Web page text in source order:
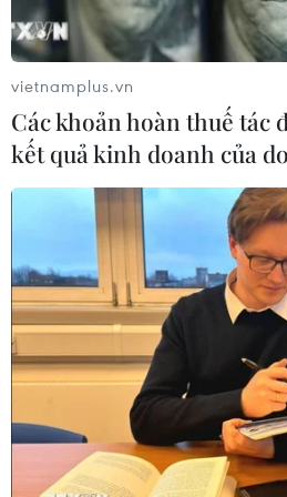
7 tháng năm
doanh nghiệp thành lập mới
mặt hàng xuất khẩu trên 10 tỷ
03/08/2026 23:49
7 tháng năm
Tổng vốn đầu tư nước ngoài
vào Việt Nam tăng 58%
03/08/2026 23:48
vietnamplus.vn
Các khoản hoàn thuế tác
kết quả kinh doanh của